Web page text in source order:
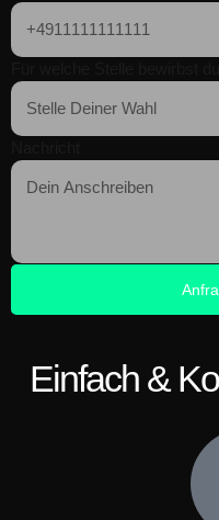
Einfach &